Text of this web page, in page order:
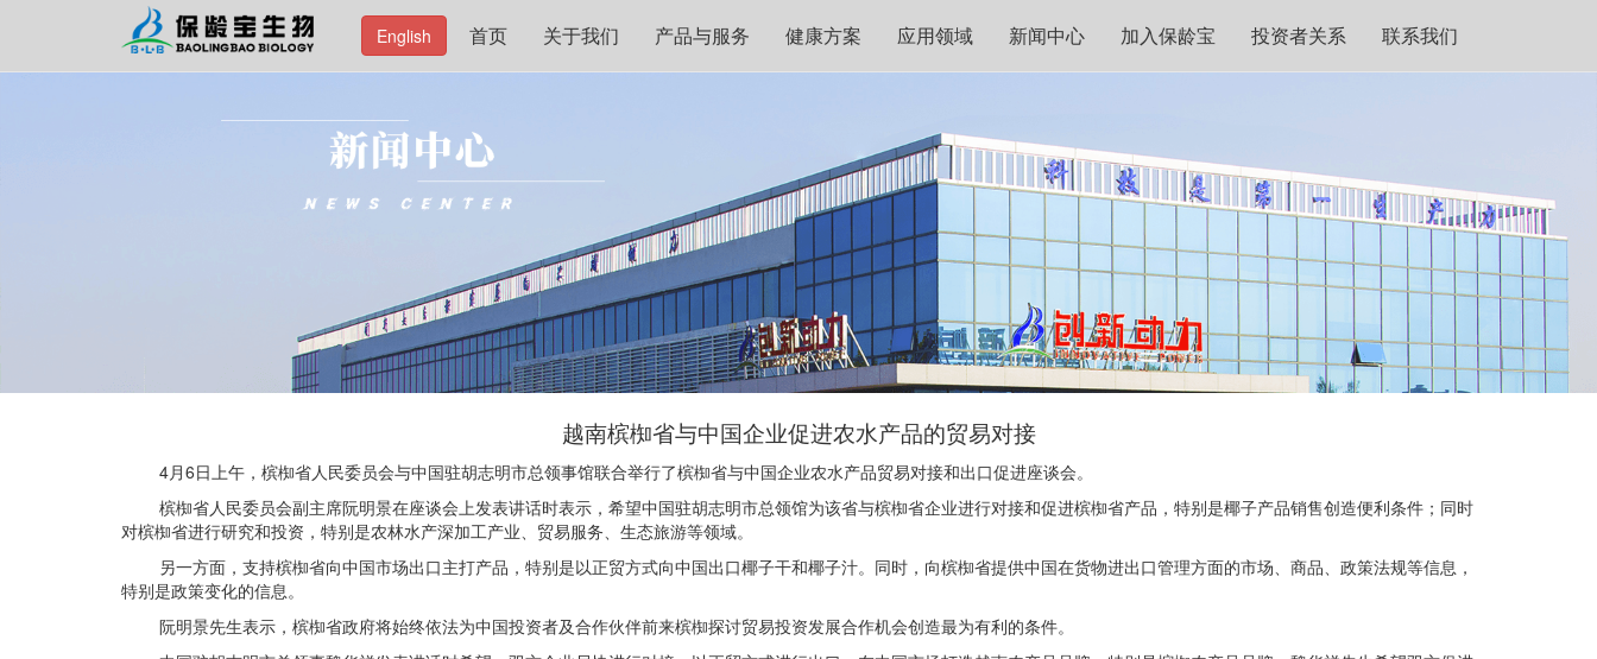
English 首页 关于我们 产品与服务 健康方案 应用领域 新闻中心 加入保龄宝 投资者关系 联系我们
越南槟椥省与中国企业促进农水产品的贸易对接
4月6日上午，槟椥省人民委员会与中国驻胡志明市总领事馆联合举行了槟椥省与中国企业农水产品贸易对接和出口促进座谈会。
槟椥省人民委员会副主席阮明景在座谈会上发表讲话时表示，希望中国驻胡志明市总领馆为该省与槟椥省企业进行对接和促进槟椥省产品，特别是椰子产品销售创造便利条件；同时
对槟椥省进行研究和投资，特别是农林水产深加工产业、贸易服务、生态旅游等领域。
另一方面，支持槟椥省向中国市场出口主打产品，特别是以正贸方式向中国出口椰子干和椰子汁。同时，向槟椥省提供中国在货物进出口管理方面的市场、商品、政策法规等信息，
特别是政策变化的信息。
阮明景先生表示，槟椥省政府将始终依法为中国投资者及合作伙伴前来槟椥探讨贸易投资发展合作机会创造最为有利的条件。